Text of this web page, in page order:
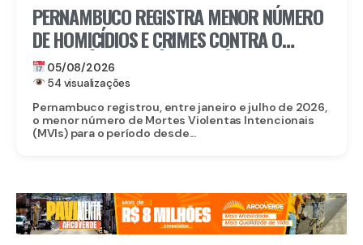
PERNAMBUCO REGISTRA MENOR NÚMERO
DE HOMICÍDIOS E CRIMES CONTRA O
PATRIMÔNIO DA SÉRIE HISTÓRICA NOS
SETE PRIMEIROS MESES DE 2026
05/08/2026
54 visualizações
Pernambuco registrou, entre janeiro e julho de 2026,
o menor número de Mortes Violentas Intencionais
(MVIs) para o período desde...